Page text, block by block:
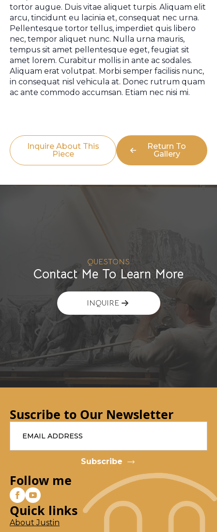
tortor augue. Duis vitae aliquet turpis. Aliquam elit
arcu, tincidunt eu lacinia et, consequat nec urna.
Pellentesque tortor tellus, imperdiet quis libero
nec, tempor aliquet nunc. Nulla urna mauris,
tempus sit amet pellentesque eget, feugiat sit
amet lorem. Curabitur mollis in ante ac sodales.
Aliquam erat volutpat. Morbi semper facilisis nunc,
in consequat nisl vehicula at. Donec rutrum quam
ac ante commodo accumsan. Etiam nec nisi mi.
Inquire About This
Piece
Return To
Gallery
QUESTONS
Contact Me To Learn More
INQUIRE
Suscribe to Our Newsletter
Email
Subscribe
Follow me
Quick links
About Justin